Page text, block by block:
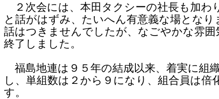
２次会には、本田タクシーの社長も加わ
と話がはずみ、たいへん有意義な場となり
話はつきませんでしたが、なごやかな雰囲
終了しました。
福島地連は９５年の結成以来、着実に組
し、単組数は２から９になり、組合員は倍
す。